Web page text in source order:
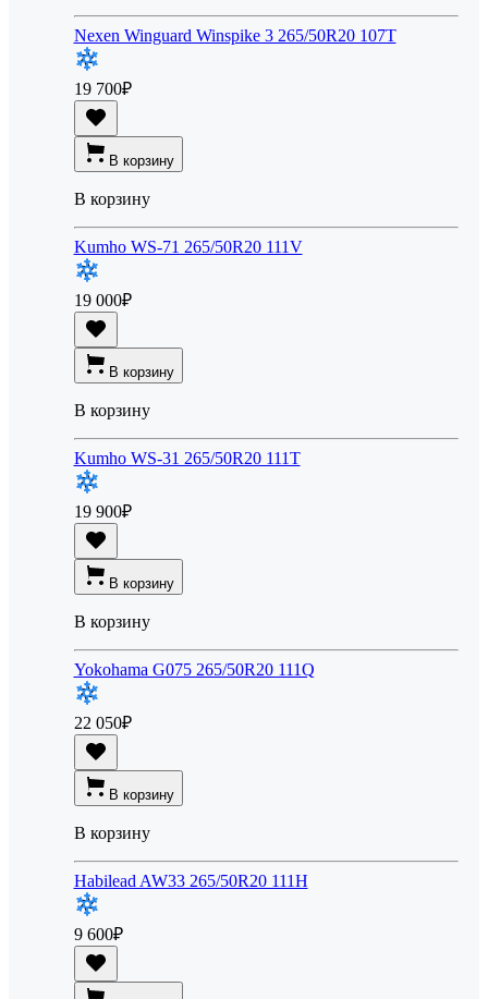
Nexen Winguard Winspike 3 265/50R20 107T
19 700₽
В корзину
В корзину
Kumho WS-71 265/50R20 111V
19 000₽
В корзину
В корзину
Kumho WS-31 265/50R20 111T
19 900₽
В корзину
В корзину
Yokohama G075 265/50R20 111Q
22 050₽
В корзину
В корзину
Habilead AW33 265/50R20 111H
9 600₽